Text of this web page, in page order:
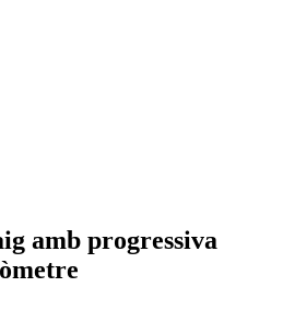
amb progressiva